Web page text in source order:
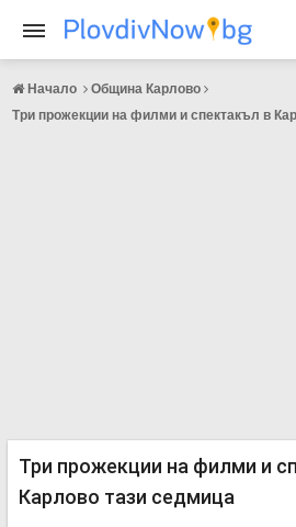
Начало
Община Карлово
Три прожекции на филми и спектакъл в
Три прожекции на филми и
Карлово тази седмица